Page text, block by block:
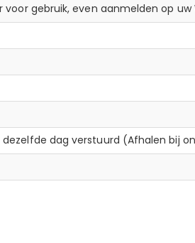
voor gebruik, even aanmelden op
dezelfde dag verstuurd (Afhalen bij